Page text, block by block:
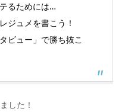
るためには…
ュメを書こう！
ュー」で勝ち抜こ
した！